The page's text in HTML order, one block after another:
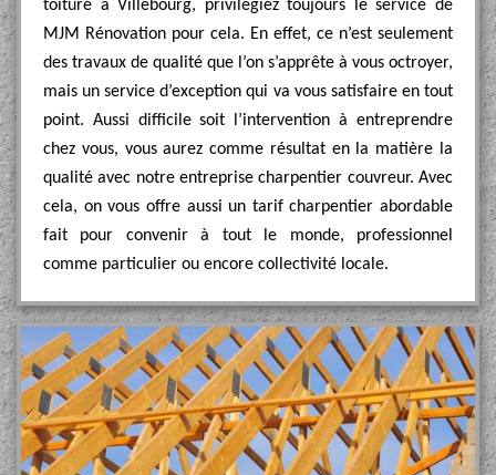
toiture à Villebourg, privilégiez toujours le service de
MJM Rénovation pour cela. En effet, ce n’est seulement
des travaux de qualité que l’on s’apprête à vous octroyer,
mais un service d’exception qui va vous satisfaire en tout
point. Aussi difficile soit l’intervention à entreprendre
chez vous, vous aurez comme résultat en la matière la
qualité avec notre entreprise charpentier couvreur. Avec
cela, on vous offre aussi un tarif charpentier abordable
fait pour convenir à tout le monde, professionnel
comme particulier ou encore collectivité locale.